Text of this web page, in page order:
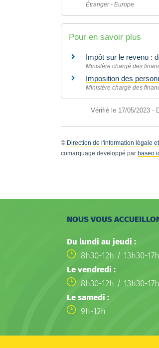
Vérifié le 17/05/2023 -
Étranger - Europe
Pour en savoir plus
Impôt sur le revenu :
Ministère chargé des
Imposition des
Ministère chargé des
© Direction de l'information légale
comarquage developpé par
NOUS VOUS
Du lundi au jeudi :
8h30-12h / 13h30-
Le vendredi :
8h30-12h / 13h30-17h
Le samedi :
9h-12h